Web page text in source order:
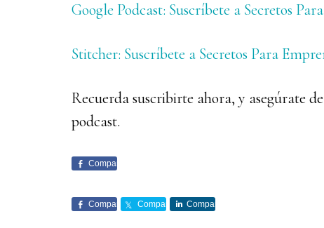
Google Podcast: Suscríbete a Secretos
Stitcher: Suscríbete a Secretos Para
Recuerda suscribirte ahora, y asegúrate
podcast.
Comparte
Comparte Comparte Comparte